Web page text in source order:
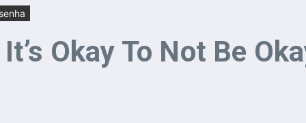
Okay To Not Be